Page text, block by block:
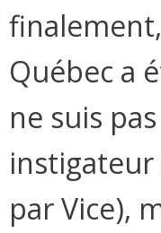
Québec a
ne suis
par Vice),